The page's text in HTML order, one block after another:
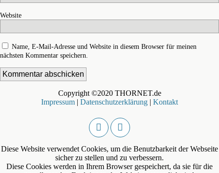
Website
Name, E-Mail-Adresse und Website in diesem Browser für meinen
nächsten Kommentar speichern.
Copyright ©2020 THORNET.de
Impressum | Datenschutzerklärung | Kontakt
Diese Website verwendet Cookies, um die Benutzbarkeit der Webseite
sicher zu stellen und zu verbessern.
Diese Cookies werden in Ihrem Browser gespeichert, da sie für die